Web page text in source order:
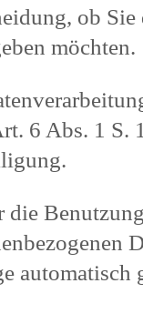
ob
möchten.
6 Abs. 1
die
automatisch